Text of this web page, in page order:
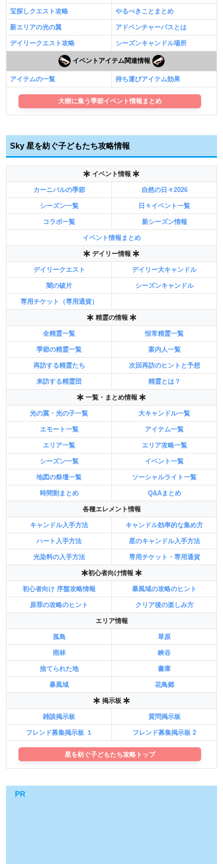
宝探しクエスト攻略 やるべきことまとめ
新エリアの光の翼 アドベンチャーパスとは
デイリークエスト攻略 シーズンキャンドル場所
イベントアイテム関連情報
アイテムの一覧 持ち運びアイテム効果
大樹に集う季節イベント情報まとめ
Sky 星を紡ぐ子どもたち攻略情報
イベント情報
カーニバルの季節 自然の日々2026
シーズン一覧 日々イベント一覧
コラボ一覧 新シーズン情報
イベント情報まとめ
デイリー情報
デイリークエスト デイリー大キャンドル
闇の破片 シーズンキャンドル
専用チケット（専用通貨）
精霊の情報
全精霊一覧 恒常精霊一覧
季節の精霊一覧 案内人一覧
再訪する精霊たち 次回再訪のヒントと予想
来訪する精霊団 精霊とは？
一覧・まとめ情報
光の翼・光の子一覧 大キャンドル一覧
エモート一覧 アイテム一覧
エリア一覧 エリア攻略一覧
シーズン一覧 イベント一覧
地図の祭壇一覧 ソーシャルライト一覧
時間割まとめ Q&Aまとめ
各種エレメント情報
キャンドル入手方法 キャンドル効率的な集め方
ハート入手方法 星のキャンドル入手方法
光染料の入手方法 専用チケット・専用通貨
初心者向け情報
初心者向け 序盤攻略情報 暴風域の攻略のヒント
原罪の攻略のヒント クリア後の楽しみ方
エリア情報
孤島 草原
雨林 峡谷
捨てられた地 書庫
暴風域 花鳥郷
掲示板
雑談掲示板 質問掲示板
フレンド募集掲示板 １ フレンド募集掲示板 2
星を紡ぐ子どもたち攻略トップ
PR